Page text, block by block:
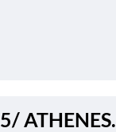
5/